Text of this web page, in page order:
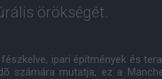
örökségét.
ipari építmények és
számára mutatja, ez a